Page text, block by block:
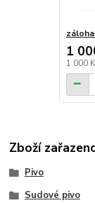
1
1 000
Zboží
Pivo
Sudové pivo